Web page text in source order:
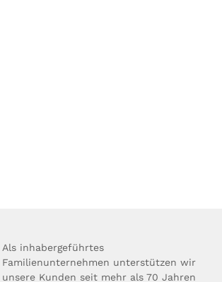
Als inhabergeführtes
Familienunternehmen unterstützen wir
unsere Kunden seit mehr als 70 Jahren